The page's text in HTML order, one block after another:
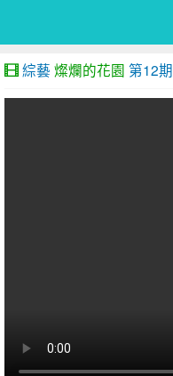
綜藝 燦爛的花園 第12期